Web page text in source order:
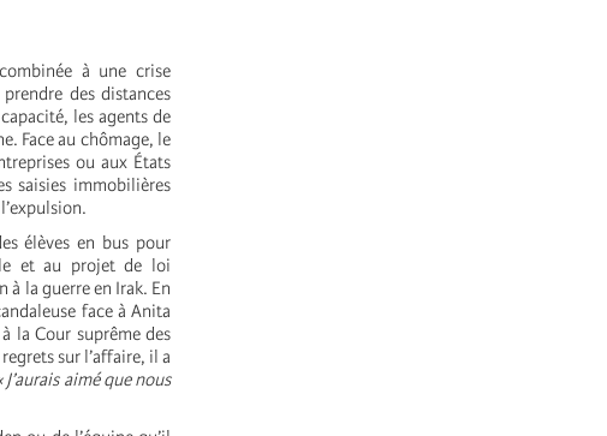
à une crise
des distances
les agents de
Face au chômage, le
ou aux États
saisies immobilières
élèves en bus pour
et au projet de loi
à la guerre en Irak. En
face à Anita
la Cour suprême des
sur l’affaire, il a
J’aurais aimé que nous